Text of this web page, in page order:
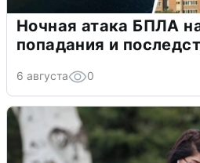
Ночная атака БПЛА
попадания и
6 августа 0